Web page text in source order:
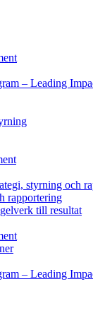
– Leading
styrning och
rapportering
till resultat
– Leading